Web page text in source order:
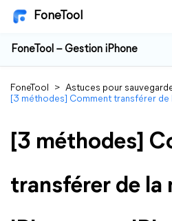
FoneTool
FoneTool – Gestion iPhone
FoneTool > Astuces pour
[3 méthodes] Comment transférer
[3 méthodes]
transférer de la